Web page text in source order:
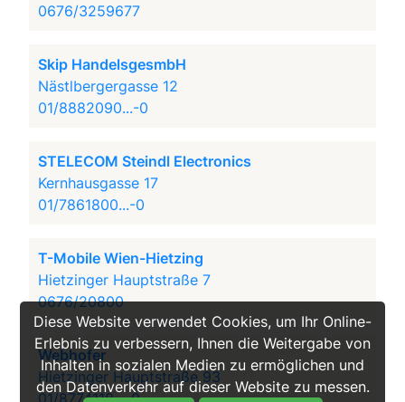
Diese Website verwendet Cookies, um Ihr Online-
Erlebnis zu verbessern, Ihnen die Weitergabe von
Inhalten in sozialen Medien zu ermöglichen und
den Datenverkehr auf dieser Website zu messen.
0676/3259677
Skip HandelsgesmbH
Nästlbergergasse 12
01/8882090...-0
STELECOM Steindl Electronics
Kernhausgasse 17
01/7861800...-0
T-Mobile Wien-Hietzing
Hietzinger Hauptstraße 7
0676/20800
Webhofer
Hietzinger Hauptstraße 93
01/8774118...-0